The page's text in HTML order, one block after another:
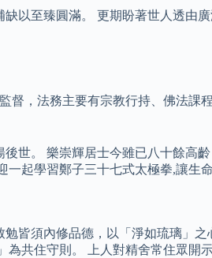
以至臻圓滿。 更期盼著世人透
，法務主要有宗教行持、佛法課
世。 樂崇輝居士今雖已八十餘高
起學習鄭子三十七式太極拳,讓生命
皆須內修品德，以「淨如琉璃」
共住守則。 上人對精舍常住眾